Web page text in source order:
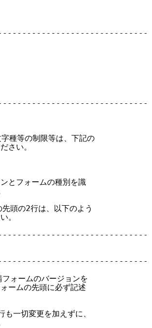
種等の制限等は、下記の
さい。
とフォームの種別を識
頭の2行は、以下のよう
。
ォームのバージョンを
ームの先頭に必ず記述
一切変更を加えずに、